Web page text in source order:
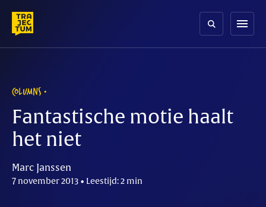
content
menu
COLUMNS
Fantastische motie haalt
het niet
Marc Janssen
7 november 2013 • Leestijd: 2 min